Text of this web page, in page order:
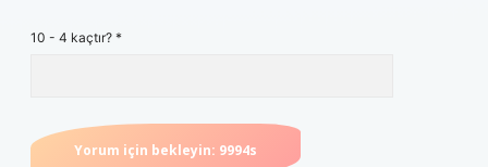
10 - 4 kaçtır? *